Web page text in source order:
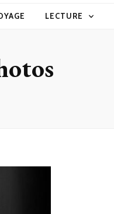
LECTURE